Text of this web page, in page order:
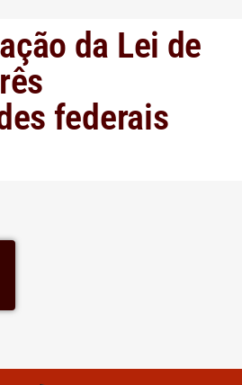
da Lei de
federais